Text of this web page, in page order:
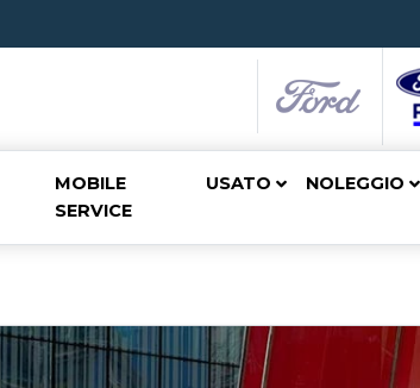
MOBILE
SERVICE
USATO NOLEGGIO